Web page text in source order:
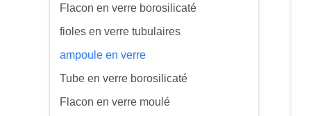
Flacon en verre borosilicaté
fioles en verre tubulaires
ampoule en verre
Tube en verre borosilicaté
Flacon en verre moulé